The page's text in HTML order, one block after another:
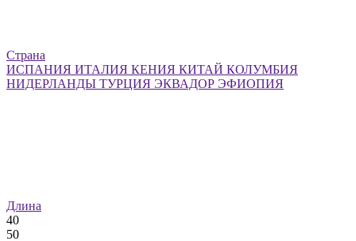
Страна
ИСПАНИЯ ИТАЛИЯ КЕНИЯ КИТАЙ КОЛУМБИЯ
НИДЕРЛАНДЫ ТУРЦИЯ ЭКВАДОР ЭФИОПИЯ
Длина
40
50